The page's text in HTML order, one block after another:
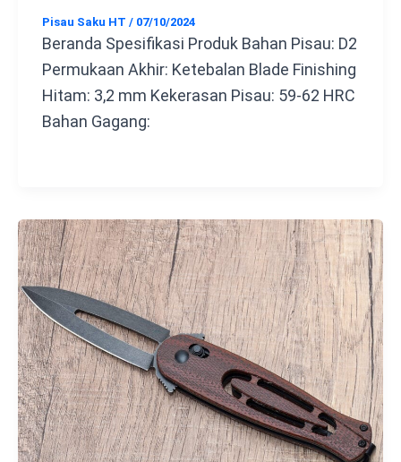
Pisau Saku HT / 07/10/2024
Beranda Spesifikasi Produk Bahan Pisau: D2
Permukaan Akhir: Ketebalan Blade Finishing
Hitam: 3,2 mm Kekerasan Pisau: 59-62 HRC
Bahan Gagang: